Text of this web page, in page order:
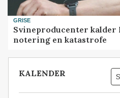
GRISE
Svineproducenter kalder
notering en katastrofe
KALENDER